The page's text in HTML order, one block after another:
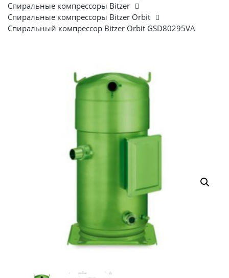
Спиральные компрессоры Bitzer
Спиральные компрессоры Bitzer Orbit
Спиральный компрессор Bitzer Orbit GSD80295VA